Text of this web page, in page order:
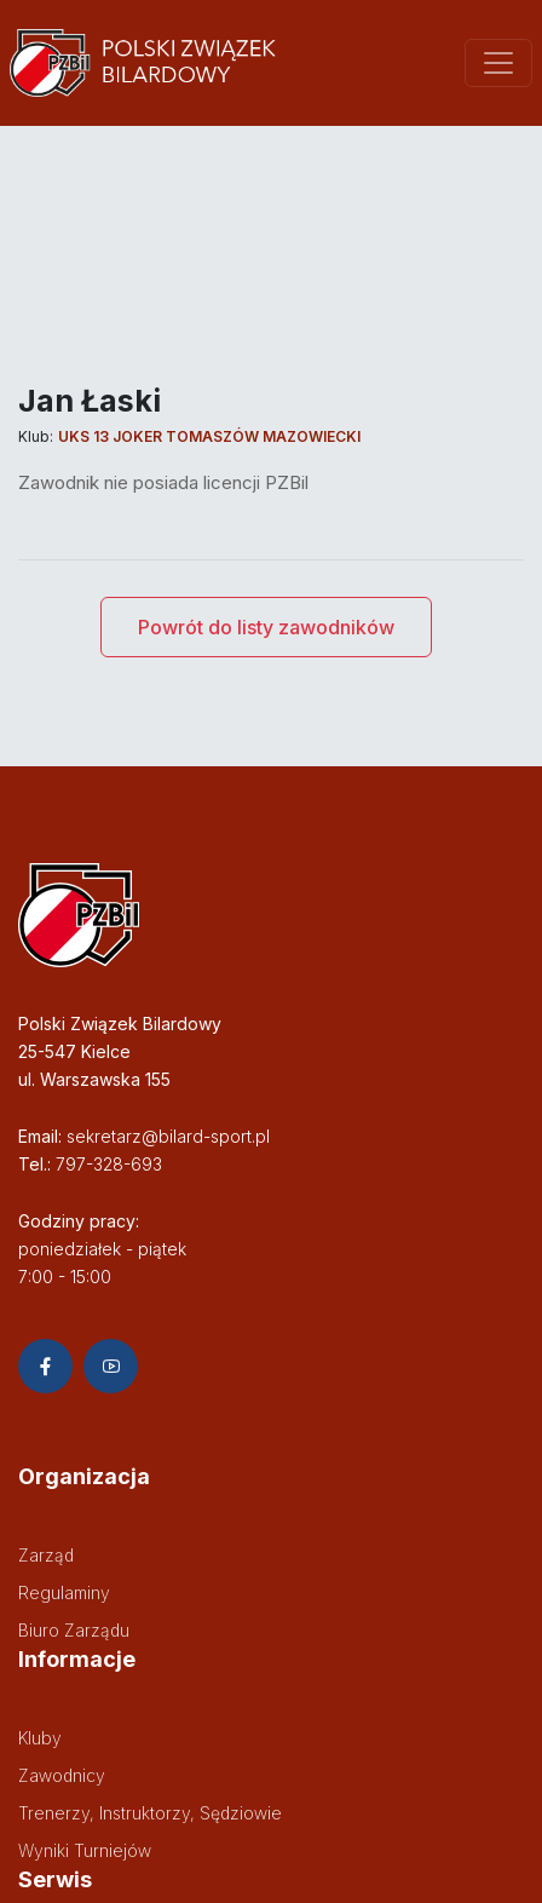
Jan Łaski
Klub: UKS 13 JOKER TOMASZÓW MAZOWIECKI
Zawodnik nie posiada licencji PZBil
Powrót do listy zawodników
Polski Związek Bilardowy
25-547 Kielce
ul. Warszawska 155
Email: sekretarz@bilard-sport.pl
Tel.: 797-328-693
Godziny pracy:
poniedziałek - piątek
7:00 - 15:00
Organizacja
Zarząd
Regulaminy
Biuro Zarządu
Informacje
Kluby
Zawodnicy
Trenerzy, Instruktorzy, Sędziowie
Wyniki Turniejów
Serwis